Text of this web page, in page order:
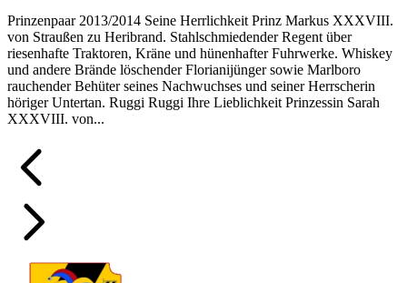
Prinzenpaar 2013/2014 Seine Herrlichkeit Prinz Markus XXXVIII.
von Straußen zu Heribrand. Stahlschmiedender Regent über
riesenhafte Traktoren, Kräne und hünenhafter Fuhrwerke. Whiskey
und andere Brände löschender Florianijünger sowie Marlboro
rauchender Behüter seines Nachwuchses und seiner Herrscherin
höriger Untertan. Ruggi Ruggi Ihre Lieblichkeit Prinzessin Sarah
XXXVIII. von...